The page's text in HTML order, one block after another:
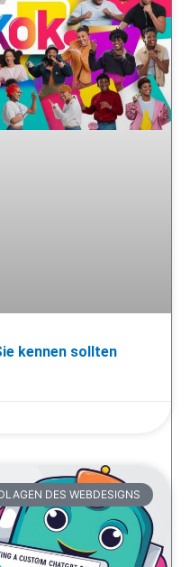
kennen sollten
DES WEBDESIGNS